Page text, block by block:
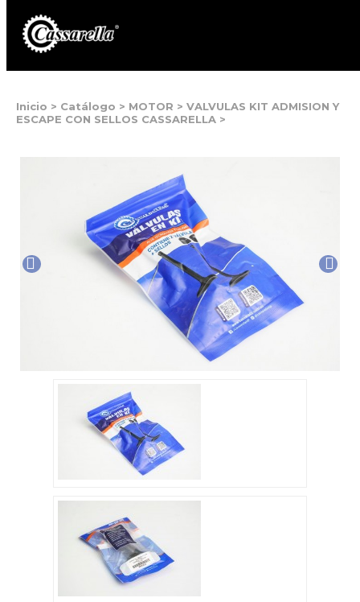
Inicio > Catálogo > MOTOR > VALVULAS KIT ADMISION Y
ESCAPE CON SELLOS CASSARELLA >